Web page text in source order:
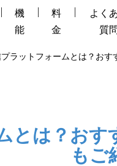
機
能
料
金
よく
質問
ラットフォームとは？お
とは？おす
もご